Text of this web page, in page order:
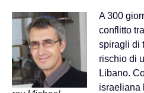
A 300
conflitto
spiragli di
rischio di
Libano.
israeliana